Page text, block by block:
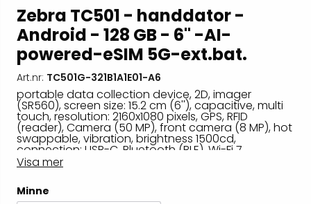
Zebra TC501 - handdator -
Android - 128 GB - 6" -AI-
powered-eSIM 5G-ext.bat.
Art.nr: TC501G-321B1A1E01-A6
portable data collection device, 2D, imager
(SR560), screen size: 15.2 cm (6''), capacitive, multi
touch, resolution: 2160x1080 pixels, GPS, RFID
(reader), Camera (50 MP), front camera (8 MP), hot
swappable, vibration, brightness 1500cd,
connection: USB-C, Bluetooth (BLE), Wi-Fi 7
(802.11be), SIM, eSIM, 5G, NFC, Micro SD-Slot,
Qualcomm Octa Core, 2.0 GHz, RAM: 8 GB, Flash: 128
GB, Android, incl.: battery, extended, 7240 mAh,
removable battery, protection class: IP65, IP68
Visa mer
Minne